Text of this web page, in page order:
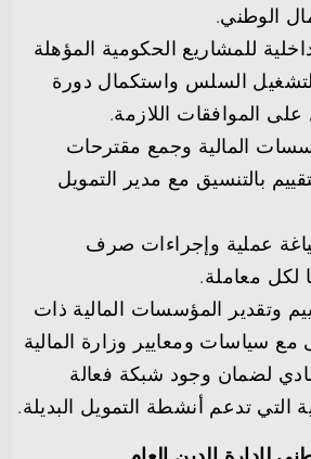
الوطني.
للمشاريع الحكومية المؤهلة
السلس واستكمال دورة
الموافقات اللازمة.
المالية وجمع مقترحات
بالتنسيق مع مدير التمويل
عملية وإجراءات صرف
لكل معاملة.
وتقدير المؤسسات المالية ذات
مع سياسات ومعايير وزارة المالية
لضمان وجود شبكة فعالة
التي تدعم أنشطة التمويل البديلة.